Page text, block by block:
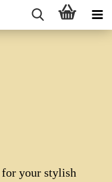
for your stylish